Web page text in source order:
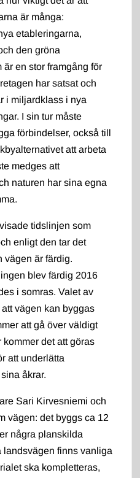
är många:
etableringarna,
den gröna
en stor framgång för
har satsat och
i miljardklass i nya
I sin tur måste
förbindelser, också till
att arbeta
medges att
naturen har sina egna
tidslinjen som
enligt den tar det
vägen är färdig.
blev färdig 2016
i somras. Valet av
vägen kan byggas
att gå över väldigt
kommer det att göras
att underlätta
åkrar.
Sari Kirvesniemi och
vägen: det byggs ca 12
några planskilda
landsvägen finns vanliga
ska kompletteras,